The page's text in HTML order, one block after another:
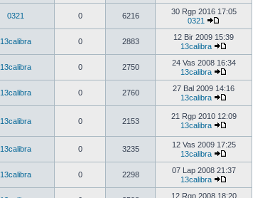
0321 0 6216
30 Rgp 2016 17:05
0321
13calibra 0 2883
12 Bir 2009 15:39
13calibra
13calibra 0 2750
24 Vas 2008 16:34
13calibra
13calibra 0 2760
27 Bal 2009 14:16
13calibra
13calibra 0 2153
21 Rgp 2010 12:09
13calibra
13calibra 0 3235
12 Vas 2009 17:25
13calibra
13calibra 0 2298
07 Lap 2008 21:37
13calibra
12 Rgp 2008 18:20